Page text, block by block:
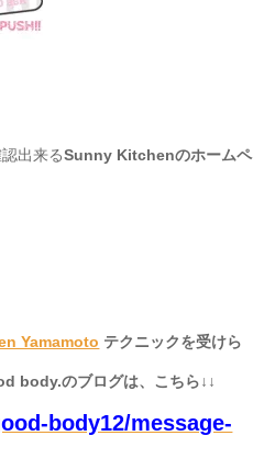
出来るSunny Kitchenのホームペ
Yamamoto テクニックを受けら
body.のブログは、こちら↓↓
body12/message-